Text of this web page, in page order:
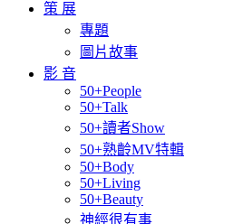
策 展
專題
圖片故事
影 音
50+People
50+Talk
50+讀者Show
50+熟齡MV特輯
50+Body
50+Living
50+Beauty
神經很有事